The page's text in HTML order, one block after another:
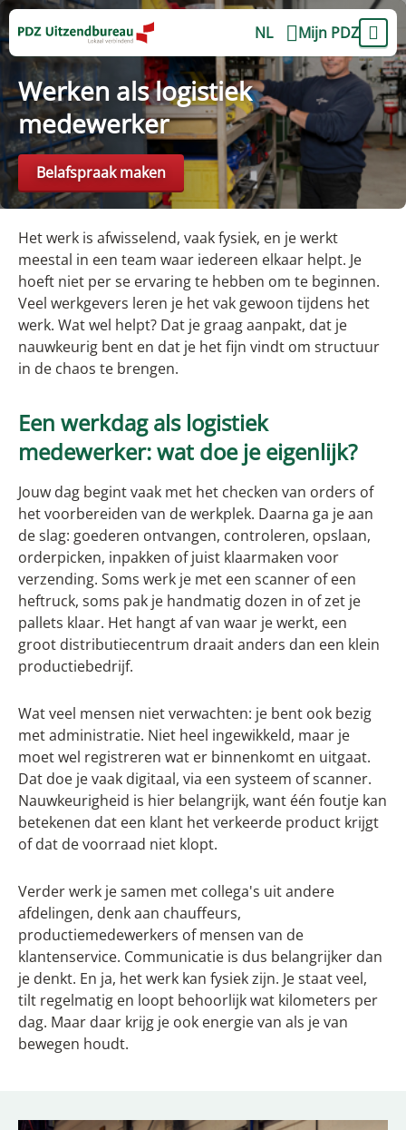
NL Mijn PDZ
Werken als logistiek
medewerker
Belafspraak maken
Het werk is afwisselend, vaak fysiek, en je werkt
meestal in een team waar iedereen elkaar helpt. Je
hoeft niet per se ervaring te hebben om te beginnen.
Veel werkgevers leren je het vak gewoon tijdens het
werk. Wat wel helpt? Dat je graag aanpakt, dat je
nauwkeurig bent en dat je het fijn vindt om structuur
in de chaos te brengen.
Een werkdag als logistiek
medewerker: wat doe je eigenlijk?
Jouw dag begint vaak met het checken van orders of
het voorbereiden van de werkplek. Daarna ga je aan
de slag: goederen ontvangen, controleren, opslaan,
orderpicken, inpakken of juist klaarmaken voor
verzending. Soms werk je met een scanner of een
heftruck, soms pak je handmatig dozen in of zet je
pallets klaar. Het hangt af van waar je werkt, een
groot distributiecentrum draait anders dan een klein
productiebedrijf.
Wat veel mensen niet verwachten: je bent ook bezig
met administratie. Niet heel ingewikkeld, maar je
moet wel registreren wat er binnenkomt en uitgaat.
Dat doe je vaak digitaal, via een systeem of scanner.
Nauwkeurigheid is hier belangrijk, want één foutje kan
betekenen dat een klant het verkeerde product krijgt
of dat de voorraad niet klopt.
Verder werk je samen met collega's uit andere
afdelingen, denk aan chauffeurs,
productiemedewerkers of mensen van de
klantenservice. Communicatie is dus belangrijker dan
je denkt. En ja, het werk kan fysiek zijn. Je staat veel,
tilt regelmatig en loopt behoorlijk wat kilometers per
dag. Maar daar krijg je ook energie van als je van
bewegen houdt.